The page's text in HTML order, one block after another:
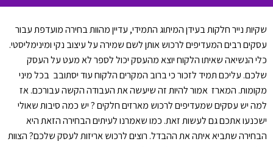
שקיות נייר חלקות בעידן המיתוג התמידי, עדיין מהוות בחירה מועדפת עבור
עסקים רבים המעדיפים לרכוש אותן לשם שמירה על עיצוב נקי ומינימליסטי.
כלי הנשיאה שאיתו הלקוח יוצא מהעסק יכול לספר לא מעט על העסק
שלכם. עליכם תמיד לזכור כי ברוב המקרים הלקוח עוד יסתובב בכל מיני
מקומות. המארז אמור להיות זה שיעשה את העבודה הקשה עבורכם. אז
למה יש עסקים שמעדיפים לרכוש מארזים חלקים ? יש כמה סיבות שאולי
ישכנעו אתכם גם לעשות זאת. כמו שאמרנו לעיתים הבחירה הזאת היא
הבחירה שתביא איתה את ההבדל. רוצים לרכוש אריזות לעסק שלכם? הצוות